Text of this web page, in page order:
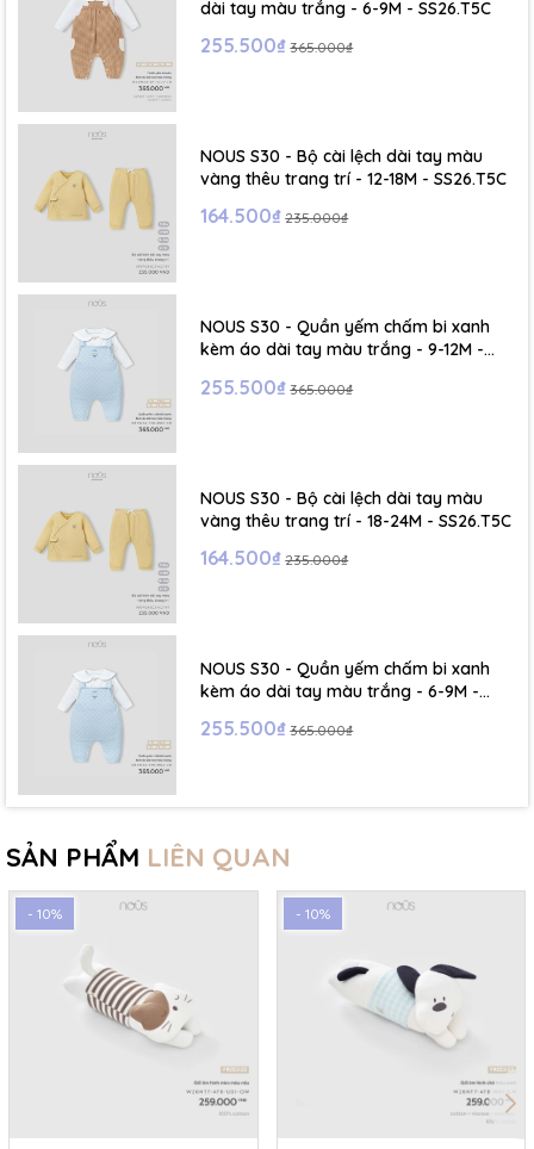
dài tay màu trắng - 6-9M - SS26.T5C
255.500₫ 365.000₫
NOUS S30 - Bộ cài lệch dài tay màu
vàng thêu trang trí - 12-18M - SS26.T5C
164.500₫ 235.000₫
NOUS S30 - Quần yếm chấm bi xanh
kèm áo dài tay màu trắng - 9-12M -
255.500₫ 365.000₫
NOUS S30 - Bộ cài lệch dài tay màu
vàng thêu trang trí - 18-24M - SS26.T5C
164.500₫ 235.000₫
NOUS S30 - Quần yếm chấm bi xanh
kèm áo dài tay màu trắng - 6-9M -
255.500₫ 365.000₫
SẢN PHẨM LIÊN QUAN
- 10% - 10%